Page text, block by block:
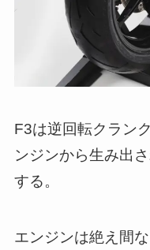
F3は逆回転クラン
ンジンから生み出
する。
エンジンは絶え間